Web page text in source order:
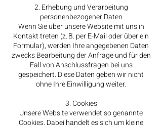
2. Erhebung und Verarbeitung
personenbezogener Daten
Wenn Sie über unsere Website mit uns in
Kontakt treten (z. B. per E-Mail oder über ein
Formular), werden Ihre angegebenen Daten
zwecks Bearbeitung der Anfrage und für den
Fall von Anschlussfragen bei uns
gespeichert. Diese Daten geben wir nicht
ohne Ihre Einwilligung weiter.
3. Cookies
Unsere Website verwendet so genannte
Cookies. Dabei handelt es sich um kleine